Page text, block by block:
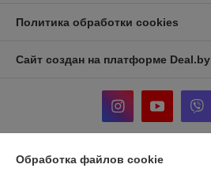
Политика обработки cookies
Сайт создан на платформе Deal.by
Информация для покупателя
Обработка файлов cookie